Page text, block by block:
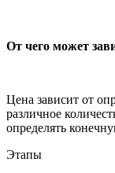
От чего может
Цена зависит от
различное
определять
Этапы